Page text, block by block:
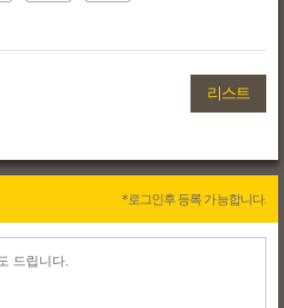
리스트
*로그인후 등록 가능합니다.